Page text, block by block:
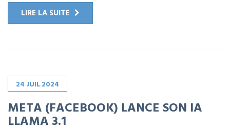
LIRE LA SUITE
24 JUIL2024
META (FACEBOOK) LANCE SON IA
LLAMA 3.1